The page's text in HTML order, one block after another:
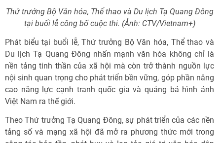
Thứ trưởng Bộ Văn hóa, Thể thao và Du lịch Tạ Quang Đông
tại buổi lễ công bố cuộc thi. (Ảnh: CTV/Vietnam+)
Phát biểu tại buổi lễ, Thứ trưởng Bộ Văn hóa, Thể thao và
Du lịch Tạ Quang Đông nhấn mạnh văn hóa không chỉ là
nền tảng tinh thần của xã hội mà còn trở thành nguồn lực
nội sinh quan trọng cho phát triển bền vững, góp phần nâng
cao năng lực cạnh tranh quốc gia và quảng bá hình ảnh
Việt Nam ra thế giới.
Theo Thứ trưởng Tạ Quang Đông, sự phát triển của các nền
tảng số và mạng xã hội đã mở ra phương thức mới trong